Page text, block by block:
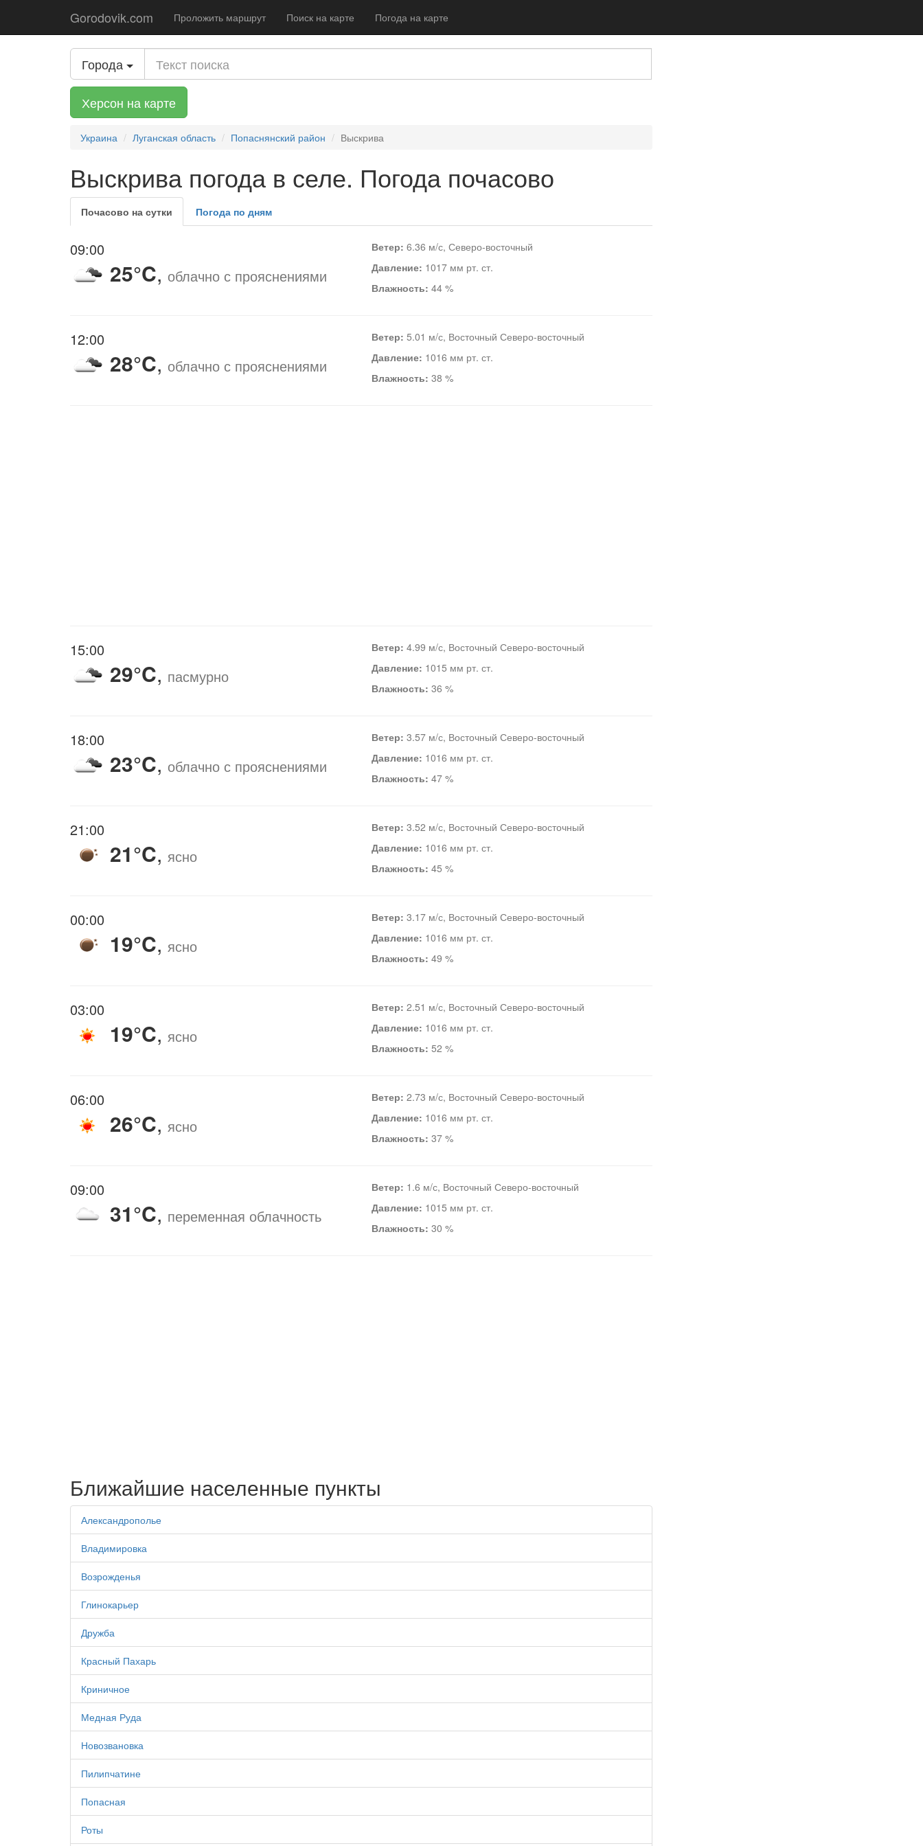
Gorodovik.com Проложить маршрут Поиск на карте Погода на карте
Города
Херсон на карте
Украина Луганская область Попаснянский район Выскрива
Выскрива погода в селе. Погода почасово
Почасово на сутки Погода по дням
09:00
25°C, облачно с прояснениями
Ветер: 6.36 м/с, Северо-восточный
Давление: 1017 мм рт. ст.
Влажность: 44 %
12:00
28°C, облачно с прояснениями
Ветер: 5.01 м/с, Восточный Северо-восточный
Давление: 1016 мм рт. ст.
Влажность: 38 %
15:00
29°C, пасмурно
Ветер: 4.99 м/с, Восточный Северо-восточный
Давление: 1015 мм рт. ст.
Влажность: 36 %
18:00
23°C, облачно с прояснениями
Ветер: 3.57 м/с, Восточный Северо-восточный
Давление: 1016 мм рт. ст.
Влажность: 47 %
21:00
21°C, ясно
Ветер: 3.52 м/с, Восточный Северо-восточный
Давление: 1016 мм рт. ст.
Влажность: 45 %
00:00
19°C, ясно
Ветер: 3.17 м/с, Восточный Северо-восточный
Давление: 1016 мм рт. ст.
Влажность: 49 %
03:00
19°C, ясно
Ветер: 2.51 м/с, Восточный Северо-восточный
Давление: 1016 мм рт. ст.
Влажность: 52 %
06:00
26°C, ясно
Ветер: 2.73 м/с, Восточный Северо-восточный
Давление: 1016 мм рт. ст.
Влажность: 37 %
09:00
31°C, переменная облачность
Ветер: 1.6 м/с, Восточный Северо-восточный
Давление: 1015 мм рт. ст.
Влажность: 30 %
Ближайшие населенные пункты
Александрополье
Владимировка
Возрожденья
Глинокарьер
Дружба
Красный Пахарь
Криничное
Медная Руда
Новозвановка
Пилипчатине
Попасная
Роты